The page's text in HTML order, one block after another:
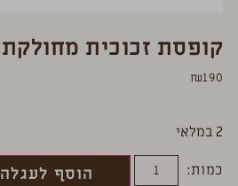
קופסת זכוכית מחולקת
₪190
2 במלאי
כמות:
הוסף לעגלה